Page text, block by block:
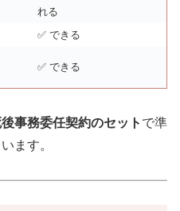
れる
✅ できる
✅ できる
事務委任契約のセット で準
ます。